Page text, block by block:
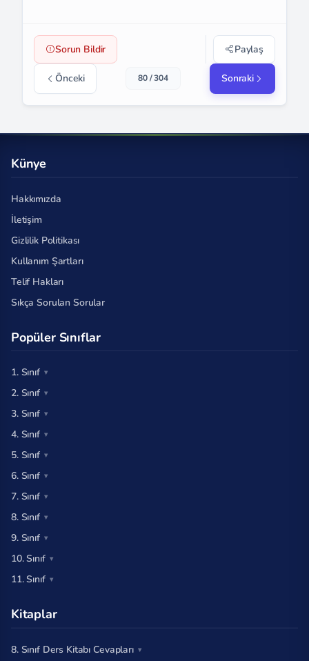
Sorun Bildir Paylaş
Önceki 80 / 304 Sonraki
Künye
Hakkımızda
İletişim
Gizlilik Politikası
Kullanım Şartları
Telif Hakları
Sıkça Sorulan Sorular
Popüler Sınıflar
1. Sınıf
2. Sınıf
3. Sınıf
4. Sınıf
5. Sınıf
6. Sınıf
7. Sınıf
8. Sınıf
9. Sınıf
10. Sınıf
11. Sınıf
Kitaplar
8. Sınıf Ders Kitabı Cevapları